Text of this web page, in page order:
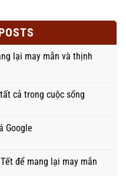
lại may mắn và thịnh
cả trong cuộc sống
Google
để mang lại may mắn